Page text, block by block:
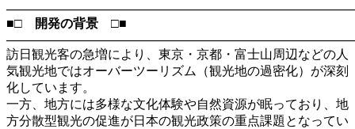
■□ 開発の背景 □■
訪日観光客の急増により、東京・京都・富士山周辺などの人
気観光地ではオーバーツーリズム（観光地の過密化）が深刻
化しています。
一方、地方には多様な文化体験や自然資源が眠っており、地
方分散型観光の促進が日本の観光政策の重点課題となってい